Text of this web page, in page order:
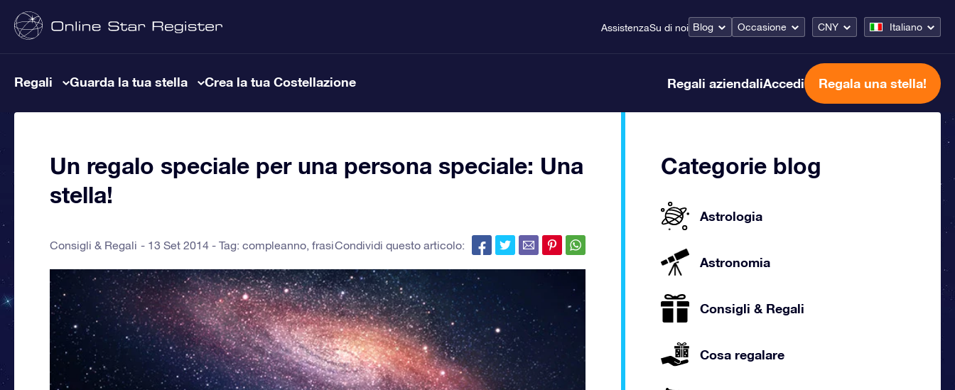
AssistenzaSu di noi Blog Occasione CNY Italiano
Regali Guarda la tua stella Crea la tua Costellazione Regali aziendaliAccedi Regala una stella!
Un regalo speciale per una persona speciale: Una
stella!
Consigli & Regali 13 Set 2014 - Tag: compleanno, frasiCondividi questo articolo:
Categorie blog
Astrologia
Astronomia
Consigli & Regali
Cosa regalare